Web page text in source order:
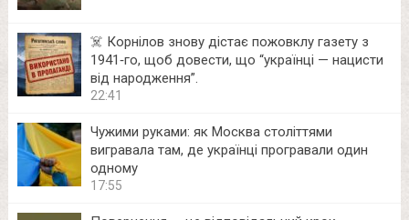
☠️ Корнілов знову дістає пожовклу газету з
1941‑го, щоб довести, що “українці — нацисти
від народження”.
22:41
Чужими руками: як Москва століттями
вигравала там, де українці програвали один
одному
17:55